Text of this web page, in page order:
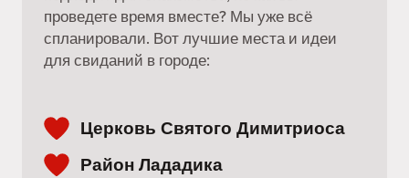
проведете время вместе? Мы уже всё
спланировали. Вот лучшие места и идеи
для свиданий в городе:
Церковь Святого Димитриоса
Район Лададика